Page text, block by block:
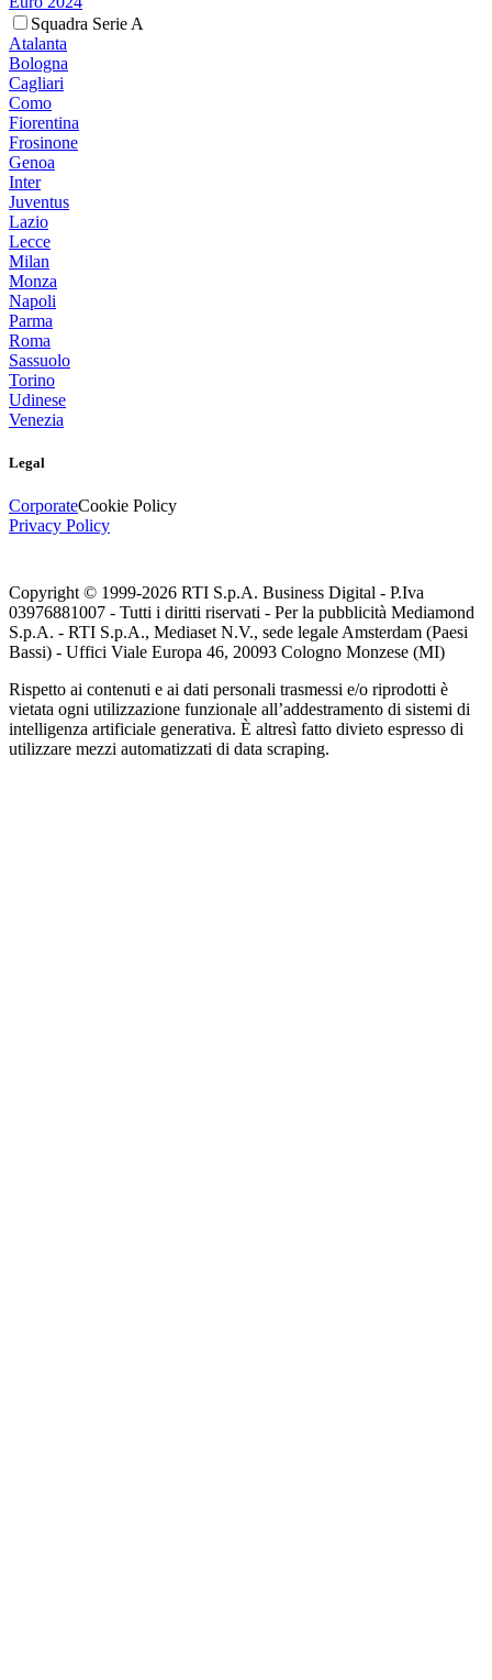
Squadra Serie A
Atalanta
Bologna
Cagliari
Como
Fiorentina
Frosinone
Genoa
Inter
Juventus
Lazio
Lecce
Milan
Monza
Napoli
Parma
Roma
Sassuolo
Torino
Udinese
Venezia
Legal
CorporateCookie Policy
Privacy Policy
Copyright © 1999-2026 RTI S.p.A. Business Digital - P.Iva
03976881007 - Tutti i diritti riservati - Per la pubblicità Mediamond
S.p.A. - RTI S.p.A., Mediaset N.V., sede legale Amsterdam (Paesi
Bassi) - Uffici Viale Europa 46, 20093 Cologno Monzese (MI)
Rispetto ai contenuti e ai dati personali trasmessi e/o riprodotti è
vietata ogni utilizzazione funzionale all’addestramento di sistemi di
intelligenza artificiale generativa. È altresì fatto divieto espresso di
utilizzare mezzi automatizzati di data scraping.